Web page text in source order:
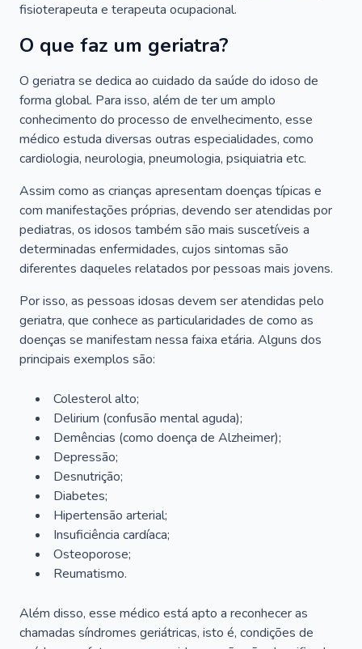
fisioterapeuta e terapeuta ocupacional.
O que faz um geriatra?
O geriatra se dedica ao cuidado da saúde do idoso de
forma global. Para isso, além de ter um amplo
conhecimento do processo de envelhecimento, esse
médico estuda diversas outras especialidades, como
cardiologia, neurologia, pneumologia, psiquiatria etc.
Assim como as crianças apresentam doenças típicas e
com manifestações próprias, devendo ser atendidas por
pediatras, os idosos também são mais suscetíveis a
determinadas enfermidades, cujos sintomas são
diferentes daqueles relatados por pessoas mais jovens.
Por isso, as pessoas idosas devem ser atendidas pelo
geriatra, que conhece as particularidades de como as
doenças se manifestam nessa faixa etária. Alguns dos
principais exemplos são:
Colesterol alto;
Delirium (confusão mental aguda);
Demências (como doença de Alzheimer);
Depressão;
Desnutrição;
Diabetes;
Hipertensão arterial;
Insuficiência cardíaca;
Osteoporose;
Reumatismo.
Além disso, esse médico está apto a reconhecer as
chamadas síndromes geriátricas, isto é, condições de